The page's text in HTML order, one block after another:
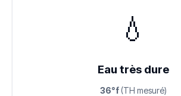
💧
Eau très dure
36°f (TH mesuré)